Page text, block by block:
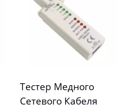
Тестер Медного
Сетевого Кабеля